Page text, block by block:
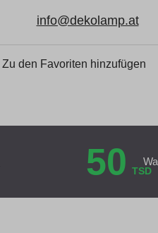
info@dekolamp.at
Zu den Favoriten hinzufügen
50 TSD